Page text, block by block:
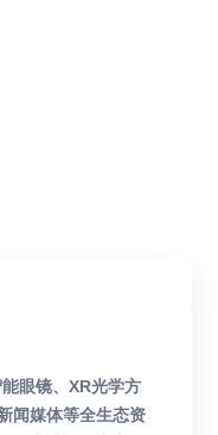
眼镜、XR光学方
闻媒体等全生态资